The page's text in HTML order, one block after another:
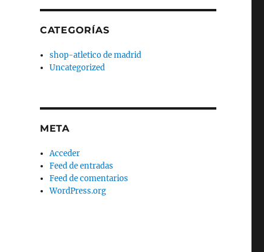
CATEGORÍAS
shop-atletico de madrid
Uncategorized
META
Acceder
Feed de entradas
Feed de comentarios
WordPress.org